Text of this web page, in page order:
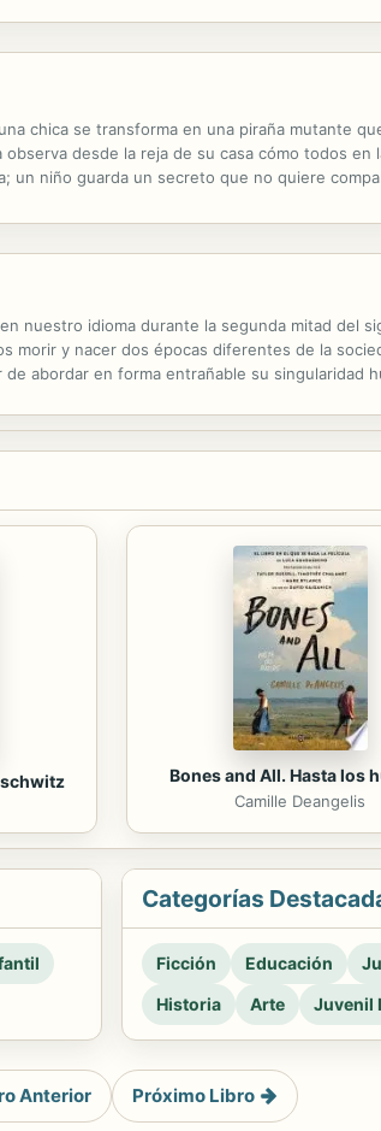
chica se transforma en una piraña mutante
desde la reja de su casa cómo todos
un niño guarda un secreto que no quiere
nuestro idioma durante la segunda mitad del
morir y nacer dos épocas diferentes de la
abordar en forma entrañable su singularidad
Bones and All. Hasta los
Camille Deangelis
Categorías
Ficción Educación
Historia
Arte Juvenil
Anterior Próximo Libro